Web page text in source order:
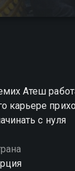
Атеш
с нуля